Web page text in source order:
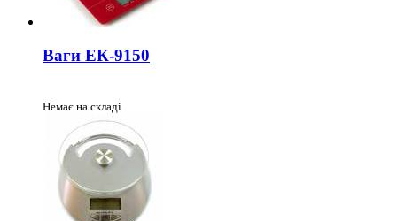
Ваги ЕК-9150
Немає на складі